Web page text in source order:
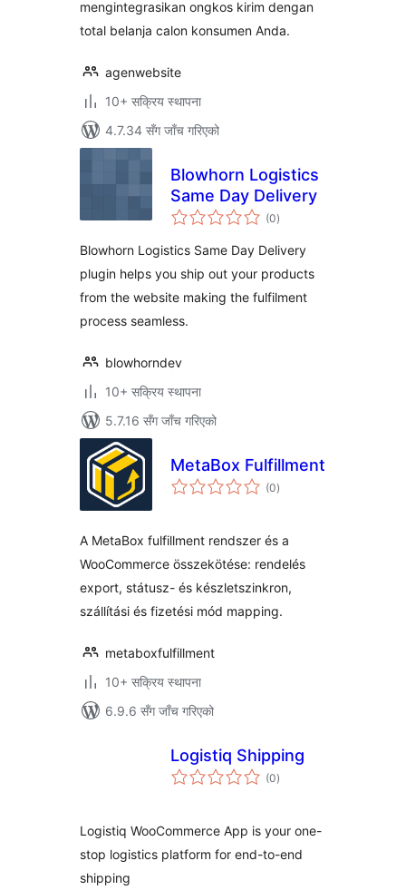
mengintegrasikan ongkos kirim dengan
total belanja calon konsumen Anda.
agenwebsite
10+ सक्रिय स्थापना
4.7.34 सँग जाँच गरिएको
Blowhorn Logistics
Same Day Delivery
(0कुल
रेटिङ्गहरू
)
Blowhorn Logistics Same Day Delivery
plugin helps you ship out your products
from the website making the fulfilment
process seamless.
blowhorndev
10+ सक्रिय स्थापना
5.7.16 सँग जाँच गरिएको
MetaBox Fulfillment
(0कुल
रेटिङ्गहरू
)
A MetaBox fulfillment rendszer és a
WooCommerce összekötése: rendelés
export, státusz- és készletszinkron,
szállítási és fizetési mód mapping.
metaboxfulfillment
10+ सक्रिय स्थापना
6.9.6 सँग जाँच गरिएको
Logistiq Shipping
(0कुल
रेटिङ्गहरू
)
Logistiq WooCommerce App is your one-
stop logistics platform for end-to-end
shipping